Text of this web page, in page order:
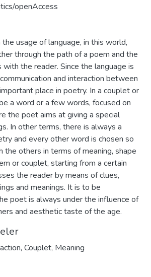
openAccess
usage of language, in this world,
through the path of a poem and the
the reader. Since the language is
and interaction between
place in poetry. In a couplet or
a word or a few words, focused on
the poet aims at giving a special
In other terms, there is always a
and every other word is chosen so
others in terms of meaning, shape
or couplet, starting from a certain
the reader by means of clues,
and meanings. It is to be
poet is always under the influence of
and aesthetic taste of the age.
, Couplet, Meaning